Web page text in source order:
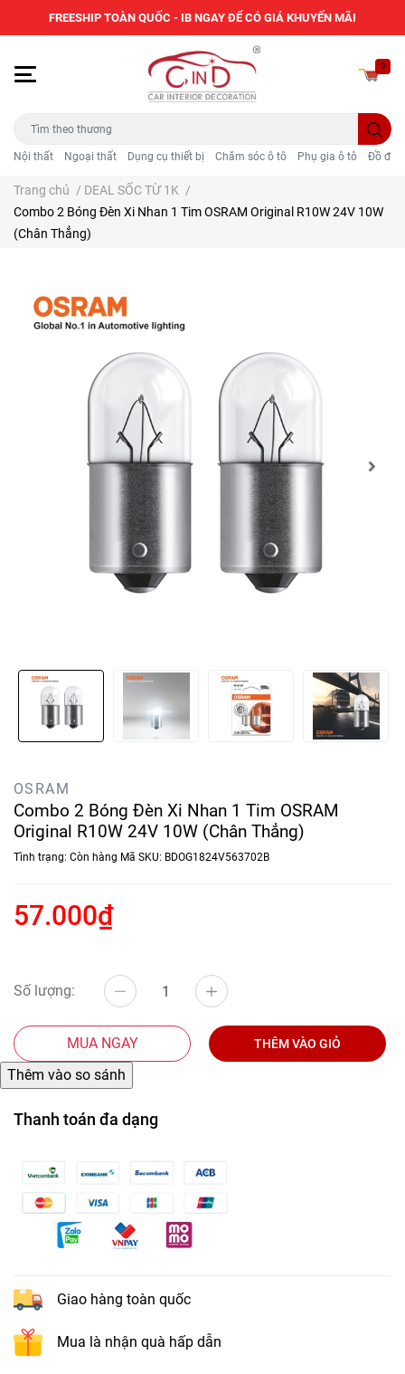
Nội thất Ngoại thất Dụng cụ thiết bị Chăm sóc ô tô Phụ gia ô tô Đồ
0
Trang chủ / DEAL SỐC TỪ 1K /
Combo 2 Bóng Đèn Xi Nhan 1 Tim OSRAM Original R10W 24V 10W
(Chân Thẳng)
OSRAM
Combo 2 Bóng Đèn Xi Nhan 1 Tim OSRAM
Original R10W 24V 10W (Chân Thẳng)
Tình trạng: Còn hàng Mã SKU: BDOG1824V563702B
57.000₫
Số lượng:
MUA NGAY THÊM VÀO GIỎ
Thanh toán đa dạng
Giao hàng toàn quốc
Mua là nhận quà hấp dẫn
FREESHIP TOÀN QUỐC - IB NGAY ĐỂ CÓ GIÁ KHUYẾN MÃI